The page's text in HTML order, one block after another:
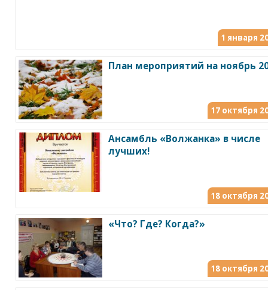
1 января
План мероприятий на ноябрь
17 октября
Ансамбль «Волжанка» в числе
лучших!
18 октября
«Что? Где? Когда?»
18 октября